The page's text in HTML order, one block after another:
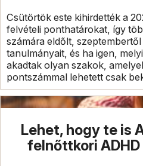
Csütörtök este kihirdették a
felvételi ponthatárokat, így
számára eldőlt,
tanulmányait, és ha igen,
akadtak olyan szakok,
pontszámmal lehetett csak
Lehet, hogy te is
felnőttkori